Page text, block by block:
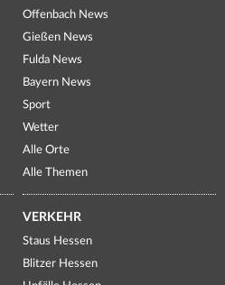
Offenbach News
Gießen News
Fulda News
Bayern News
Sport
Wetter
Alle Orte
Alle Themen
VERKEHR
Staus Hessen
Blitzer Hessen